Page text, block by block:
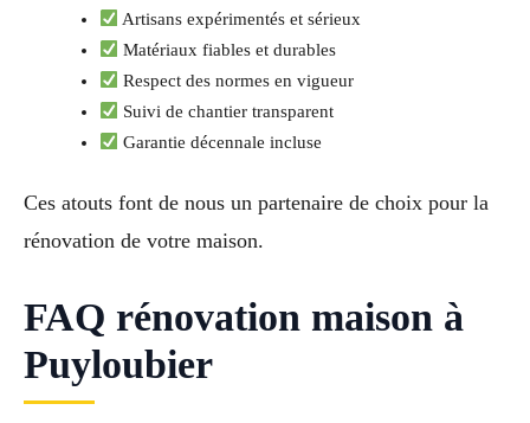
Artisans expérimentés et sérieux
Matériaux fiables et durables
Respect des normes en vigueur
Suivi de chantier transparent
Garantie décennale incluse
Ces atouts font de nous un partenaire de choix pour la
rénovation de votre maison.
FAQ rénovation maison à
Puyloubier